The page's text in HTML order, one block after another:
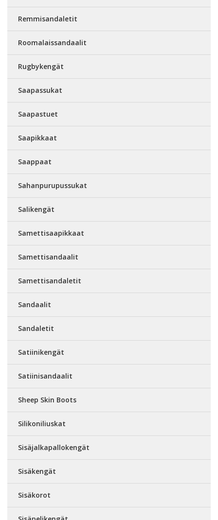
Remmisandaletit
Roomalaissandaalit
Rugbykengät
Saapassukat
Saapastuet
Saapikkaat
Saappaat
Sahanpurupussukat
Salikengät
Samettisaapikkaat
Samettisandaalit
Samettisandaletit
Sandaalit
Sandaletit
Satiinikengät
Satiinisandaalit
Sheep Skin Boots
Silikoniliuskat
Sisäjalkapallokengät
Sisäkengät
Sisäkorot